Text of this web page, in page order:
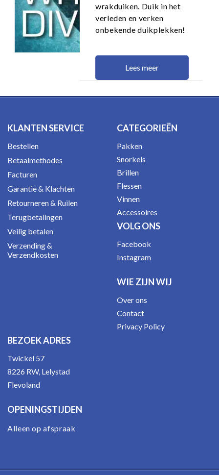
wrakduiken. Duik in het
verleden en verken
onbekende duikplekken!
Lees meer
KLANTEN SERVICE
Bestellen
Betaalmethodes
Facturen
Garantie & Klachten
Retourneren & Ruilen
Terugbetalingen
Veilig betalen
Verzending &
Verzendkosten
CATEGORIEËN
Pakken
Snorkels
Brillen
Flessen
Vinnen
Accessoires
VOLG ONS
Facebook
Instagram
WIE ZIJN WIJ
Over ons
Contact
Privacy Policy
BEZOEK ADRES
Twickel 57
8226 RW, Lelystad
Flevoland
OPENINGSTIJDEN
Alleen op afspraak